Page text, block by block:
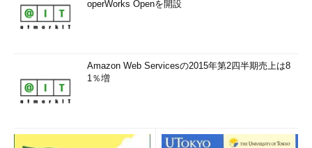
operWorks Openを開設
Amazon Web Servicesの2015年第2四半期売上は8
1％増